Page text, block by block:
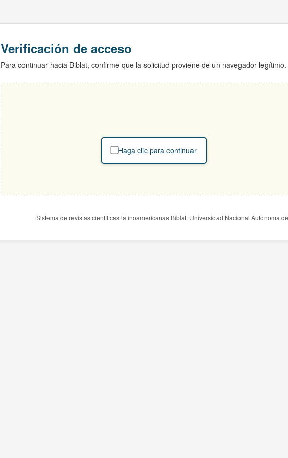
Verificación de acceso
Para continuar hacia Biblat, confirme que la solicitud proviene de un navegador legítimo.
Haga clic para continuar
Sistema de revistas científicas latinoamericanas Biblat. Universidad Nacional Autónoma